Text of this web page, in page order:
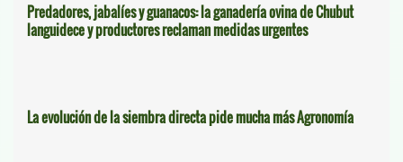
Predadores, jabalíes y guanacos: la ganadería ovina de Chubut
languidece y productores reclaman medidas urgentes
La evolución de la siembra directa pide mucha más Agronomía